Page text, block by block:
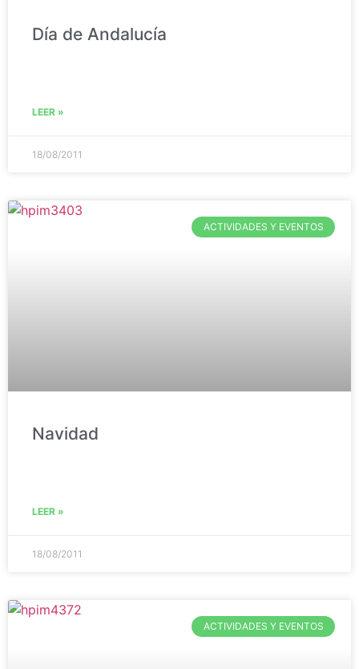
Día de Andalucía
LEER »
18/08/2011
ACTIVIDADES Y EVENTOS
Navidad
LEER »
18/08/2011
ACTIVIDADES Y EVENTOS